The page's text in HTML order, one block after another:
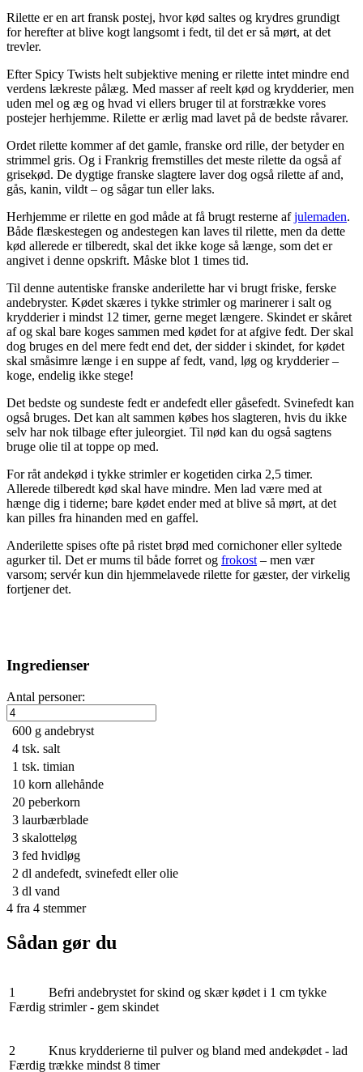
Rilette er en art fransk postej, hvor kød saltes og krydres grundigt
for herefter at blive kogt langsomt i fedt, til det er så mørt, at det
trevler.
Efter Spicy Twists helt subjektive mening er rilette intet mindre end
verdens lækreste pålæg. Med masser af reelt kød og krydderier, men
uden mel og æg og hvad vi ellers bruger til at forstrække vores
postejer herhjemme. Rilette er ærlig mad lavet på de bedste råvarer.
Ordet rilette kommer af det gamle, franske ord rille, der betyder en
strimmel gris. Og i Frankrig fremstilles det meste rilette da også af
grisekød. De dygtige franske slagtere laver dog også rilette af and,
gås, kanin, vildt – og sågar tun eller laks.
Herhjemme er rilette en god måde at få brugt resterne afjulemaden.
Både flæskestegen og andestegen kan laves til rilette, men da dette
kød allerede er tilberedt, skal det ikke koge så længe, som det er
angivet i denne opskrift. Måske blot 1 times tid.
Til denne autentiske franske anderilette har vi brugt friske, ferske
andebryster. Kødet skæres i tykke strimler og marinerer i salt og
krydderier i mindst 12 timer, gerne meget længere. Skindet er skåret
af og skal bare koges sammen med kødet for at afgive fedt. Der skal
dog bruges en del mere fedt end det, der sidder i skindet, for kødet
skal småsimre længe i en suppe af fedt, vand, løg og krydderier –
koge, endelig ikke stege!
Det bedste og sundeste fedt er andefedt eller gåsefedt. Svinefedt kan
også bruges. Det kan alt sammen købes hos slagteren, hvis du ikke
selv har nok tilbage efter juleorgiet. Til nød kan du også sagtens
bruge olie til at toppe op med.
For råt andekød i tykke strimler er kogetiden cirka 2,5 timer.
Allerede tilberedt kød skal have mindre. Men lad være med at
hænge dig i tiderne; bare kødet ender med at blive så mørt, at det
kan pilles fra hinanden med en gaffel.
Anderilette spises ofte på ristet brød med cornichoner eller syltede
agurker til. Det er mums til både forret og frokost – men vær
varsom; servér kun din hjemmelavede rilette for gæster, der virkelig
fortjener det.
Ingredienser
Antal personer:
600 g andebryst
4 tsk. salt
1 tsk. timian
10 korn allehånde
20 peberkorn
3 laurbærblade
3 skalotteløg
3 fed hvidløg
2 dl andefedt, svinefedt eller olie
3 dl vand
4 fra 4 stemmer
Sådan gør du
1
Færdig
Befri andebrystet for skind og skær kødet i 1 cm tykke
strimler - gem skindet
2
Færdig
Knus krydderierne til pulver og bland med andekødet - lad
trække mindst 8 timer